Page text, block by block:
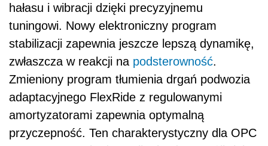
hałasu i wibracji dzięki precyzyjnemu
tuningowi. Nowy elektroniczny program
stabilizacji zapewnia jeszcze lepszą dynamikę,
zwłaszcza w reakcji na podsterowność.
Zmieniony program tłumienia drgań podwozia
adaptacyjnego FlexRide z regulowanymi
amortyzatorami zapewnia optymalną
przyczepność. Ten charakterystyczny dla OPC